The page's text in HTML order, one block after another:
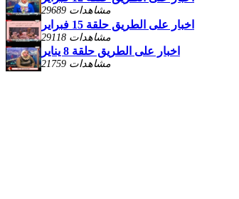
29689 مشاهدات
اخبار على الطريق حلقة 15 فبراير
29118 مشاهدات
اخبار على الطريق حلقة 8 يناير
21759 مشاهدات